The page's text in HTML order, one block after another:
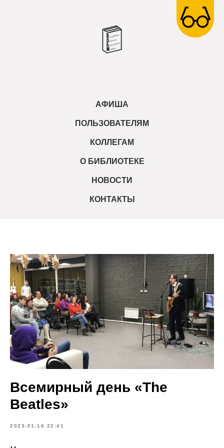
АФИША
ПОЛЬЗОВАТЕЛЯМ
КОЛЛЕГАМ
О БИБЛИОТЕКЕ
НОВОСТИ
КОНТАКТЫ
Всемирный день «The
Beatles»
2023-01-16 22:41